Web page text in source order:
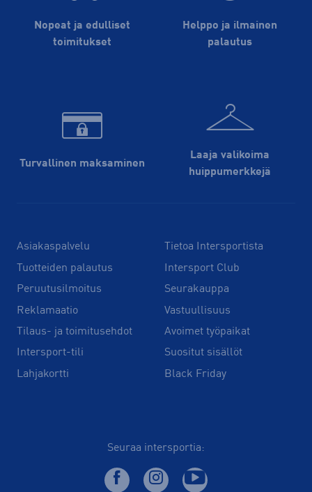
Nopeat ja edulliset
toimitukset
Helppo ja ilmainen
palautus
Turvallinen maksaminen
Laaja valikoima
huippu­merkkejä
Asiakaspalvelu
Tuotteiden palautus
Peruutusilmoitus
Reklamaatio
Tilaus- ja toimitusehdot
Intersport-tili
Lahjakortti
Tietoa Intersportista
Intersport Club
Seurakauppa
Vastuullisuus
Avoimet työpaikat
Suositut sisällöt
Black Friday
Seuraa intersportia: